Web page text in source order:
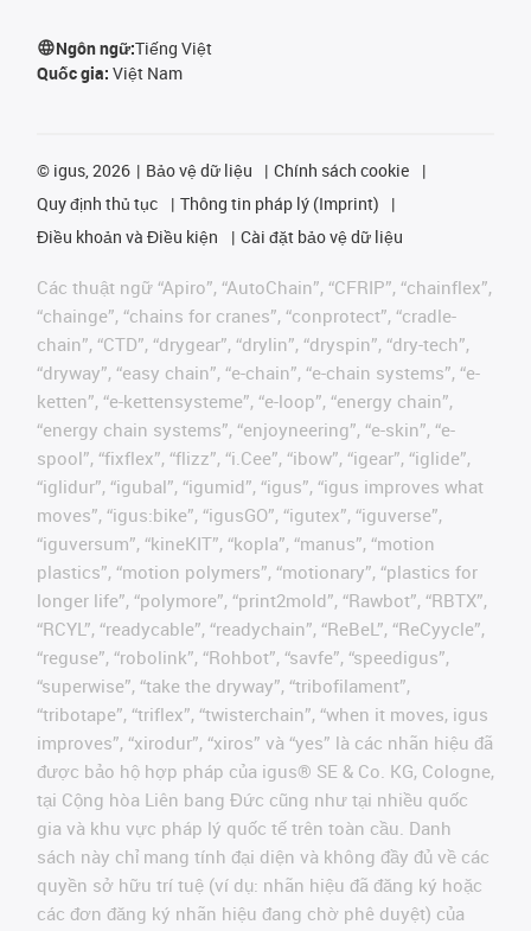
Ngôn ngữ:Tiếng Việt
Quốc gia: Việt Nam
© igus, 2026 Bảo vệ dữ liệu
Chính sách cookie
Quy định thủ tục
Thông tin pháp lý (Imprint)
Điều khoản và Điều kiện
Cài đặt bảo vệ dữ liệu
Các thuật ngữ “Apiro”, “AutoChain”, “CFRIP”, “chainflex”,
“chainge”, “chains for cranes”, “conprotect”, “cradle-
chain”, “CTD”, “drygear”, “drylin”, “dryspin”, “dry-tech”,
“dryway”, “easy chain”, “e-chain”, “e-chain systems”, “e-
ketten”, “e-kettensysteme”, “e-loop”, “energy chain”,
“energy chain systems”, “enjoyneering”, “e-skin”, “e-
spool”, “fixflex”, “flizz”, “i.Cee”, “ibow”, “igear”, “iglide”,
“iglidur”, “igubal”, “igumid”, “igus”, “igus improves what
moves”, “igus:bike”, “igusGO”, “igutex”, “iguverse”,
“iguversum”, “kineKIT”, “kopla”, “manus”, “motion
plastics”, “motion polymers”, “motionary”, “plastics for
longer life”, “polymore”, “print2mold”, “Rawbot”, “RBTX”,
“RCYL”, “readycable”, “readychain”, “ReBeL”, “ReCyycle”,
“reguse”, “robolink”, “Rohbot”, “savfe”, “speedigus”,
“superwise”, “take the dryway”, “tribofilament”,
“tribotape”, “triflex”, “twisterchain”, “when it moves, igus
improves”, “xirodur”, “xiros” và “yes” là các nhãn hiệu đã
được bảo hộ hợp pháp của igus® SE & Co. KG, Cologne,
tại Cộng hòa Liên bang Đức cũng như tại nhiều quốc
gia và khu vực pháp lý quốc tế trên toàn cầu. Danh
sách này chỉ mang tính đại diện và không đầy đủ về các
quyền sở hữu trí tuệ (ví dụ: nhãn hiệu đã đăng ký hoặc
các đơn đăng ký nhãn hiệu đang chờ phê duyệt) của